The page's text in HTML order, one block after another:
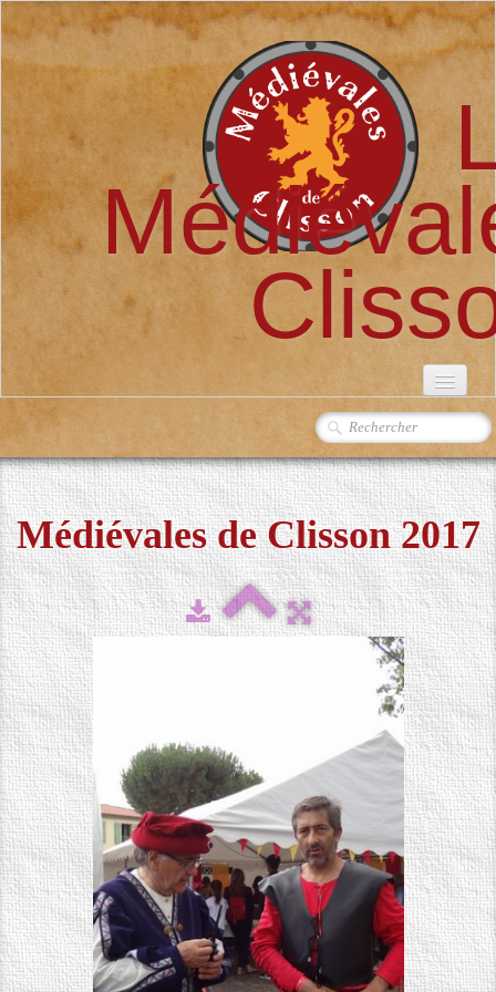
L'ASSOCIATION▼
FESTIVAL 2026▼
MÉDIAS▼
CONTACT
Médiévales de Clisson 2017